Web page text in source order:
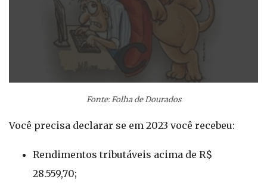
Fonte: Folha de Dourados
Você precisa declarar se em 2023 você recebeu:
Rendimentos tributáveis acima de R$
28.559,70;